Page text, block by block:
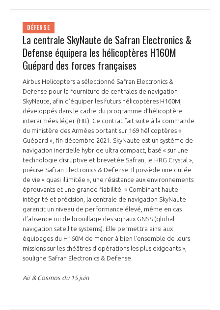
DÉFENSE
La centrale SkyNaute de Safran Electronics &
Defense équipera les hélicoptères H160M
Guépard des forces françaises
Airbus Helicopters a sélectionné Safran Electronics &
Defense pour la fourniture de centrales de navigation
SkyNaute, afin d’équiper les futurs hélicoptères H160M,
développés dans le cadre du programme d’hélicoptère
interarmées léger (HIL). Ce contrat fait suite à la commande
du ministère des Armées portant sur 169 hélicoptères «
Guépard », fin décembre 2021. SkyNaute est un système de
navigation inertielle hybride ultra compact, basé « sur une
technologie disruptive et brevetée Safran, le HRG Crystal »,
précise Safran Electronics & Defense. Il possède une durée
de vie « quasi illimitée », une résistance aux environnements
éprouvants et une grande fiabilité. « Combinant haute
intégrité et précision, la centrale de navigation SkyNaute
garantit un niveau de performance élevé, même en cas
d’absence ou de brouillage des signaux GNSS (global
navigation satellite systems). Elle permettra ainsi aux
équipages du H160M de mener à bien l’ensemble de leurs
missions sur les théâtres d’opérations les plus exigeants »,
souligne Safran Electronics & Defense.
Air & Cosmos du 15 juin